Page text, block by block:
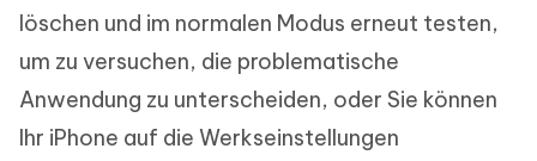
löschen und im normalen Modus erneut testen,
um zu versuchen, die problematische
Anwendung zu unterscheiden, oder Sie können
Ihr iPhone auf die Werkseinstellungen